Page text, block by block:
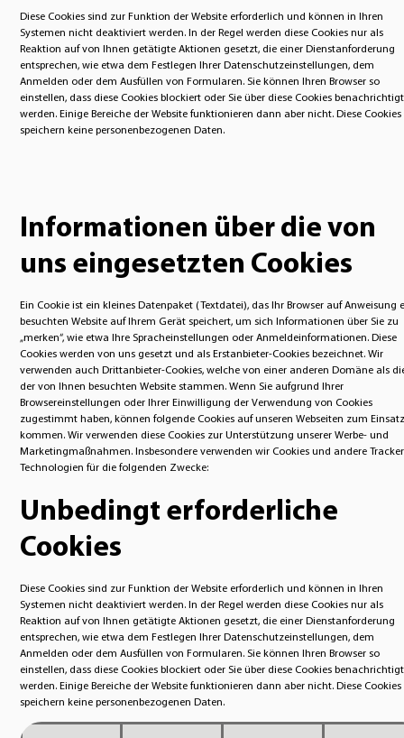
Diese Cookies sind zur Funktion der Website erforderlich und können in Ihren
Systemen nicht deaktiviert werden. In der Regel werden diese Cookies nur als
Reaktion auf von Ihnen getätigte Aktionen gesetzt, die einer Dienstanforderung
entsprechen, wie etwa dem Festlegen Ihrer Datenschutzeinstellungen, dem
Anmelden oder dem Ausfüllen von Formularen. Sie können Ihren Browser so
einstellen, dass diese Cookies blockiert oder Sie über diese Cookies benachrichtigt
werden. Einige Bereiche der Website funktionieren dann aber nicht. Diese Cookies
speichern keine personenbezogenen Daten.
Informationen über die von
uns eingesetzten Cookies
Ein Cookie ist ein kleines Datenpaket (Textdatei), das Ihr Browser auf Anweisung
besuchten Website auf Ihrem Gerät speichert, um sich Informationen über Sie zu
„merken“, wie etwa Ihre Spracheinstellungen oder Anmeldeinformationen. Diese
Cookies werden von uns gesetzt und als Erstanbieter-Cookies bezeichnet. Wir
verwenden auch Drittanbieter-Cookies, welche von einer anderen Domäne als
der von Ihnen besuchten Website stammen. Wenn Sie aufgrund Ihrer
Browsereinstellungen oder Ihrer Einwilligung der Verwendung von Cookies
zugestimmt haben, können folgende Cookies auf unseren Webseiten zum Einsatz
kommen. Wir verwenden diese Cookies zur Unterstützung unserer Werbe- und
Marketingmaßnahmen. Insbesondere verwenden wir Cookies und andere
Technologien für die folgenden Zwecke:
Unbedingt erforderliche
Cookies
Diese Cookies sind zur Funktion der Website erforderlich und können in Ihren
Systemen nicht deaktiviert werden. In der Regel werden diese Cookies nur als
Reaktion auf von Ihnen getätigte Aktionen gesetzt, die einer Dienstanforderung
entsprechen, wie etwa dem Festlegen Ihrer Datenschutzeinstellungen, dem
Anmelden oder dem Ausfüllen von Formularen. Sie können Ihren Browser so
einstellen, dass diese Cookies blockiert oder Sie über diese Cookies benachrichtigt
werden. Einige Bereiche der Website funktionieren dann aber nicht. Diese Cookies
speichern keine personenbezogenen Daten.